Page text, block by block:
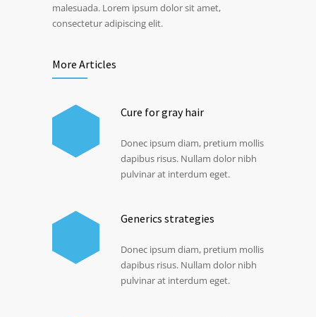
malesuada. Lorem ipsum dolor sit amet,
consectetur adipiscing elit.
More Articles
Cure for gray hair
Donec ipsum diam, pretium mollis
dapibus risus. Nullam dolor nibh
pulvinar at interdum eget.
Generics strategies
Donec ipsum diam, pretium mollis
dapibus risus. Nullam dolor nibh
pulvinar at interdum eget.